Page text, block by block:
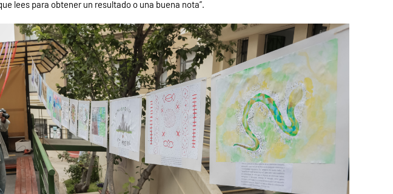
lees para obtener un resultado o una buena nota”.